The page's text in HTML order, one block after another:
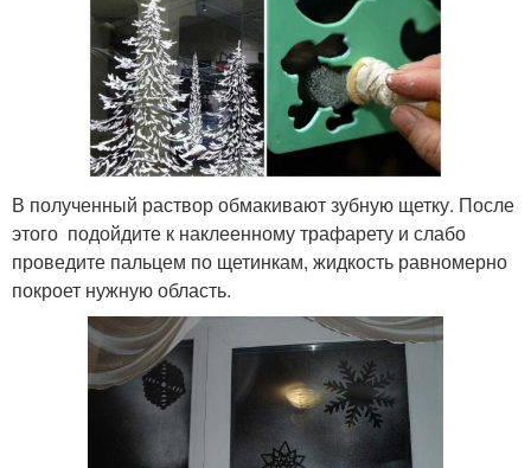
В полученный раствор обмакивают зубную щетку. После
этого подойдите к наклеенному трафарету и слабо
проведите пальцем по щетинкам, жидкость равномерно
покроет нужную область.